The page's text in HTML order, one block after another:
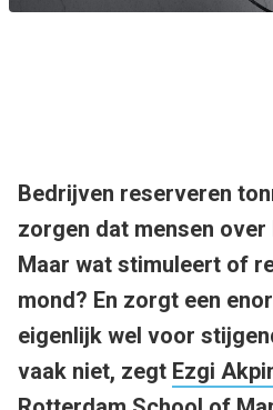
Bedrijven reserveren
zorgen dat mensen over
Maar wat stimuleert of
mond? En zorgt een
eigenlijk wel voor
vaak niet, zegt Ezgi